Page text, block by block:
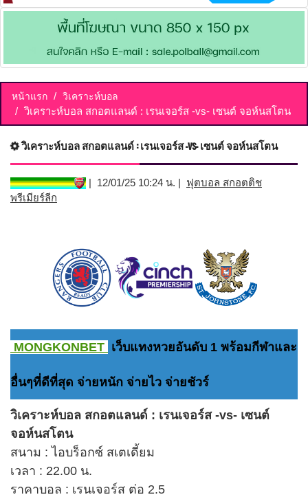
หน้าแรก วิเคราะห์บอล
วิเคราะห์บอล สกอตแลนด์ : เรนเจอร์ส -vs- เซนต์ จอห์นสโตน
วิเคราะห์บอล สกอตแลนด์ : เรนเจอร์ส -vs- เซนต์ จอห์นสโตน
| 12/01/25 10:24 น. | ฟุตบอล สกอตติช
พรีเมียร์ลีก
MONGKONBET เว็บแทงหวยอันดับ 1 พร้อมกีฬาและ
อื่นๆที่ดีที่สุด จ่ายหนัก จ่ายไว จ่ายชัวร์
วิเคราะห์บอล สกอตแลนด์ : เรนเจอร์ส -vs- เซนต์
จอห์นสโตน
สนาม : ไอบร็อกซ์ สเตเดี้ยม
เวลา : 22.00 น.
ราคาบอล : เรนเจอร์ส ต่อ 2.5